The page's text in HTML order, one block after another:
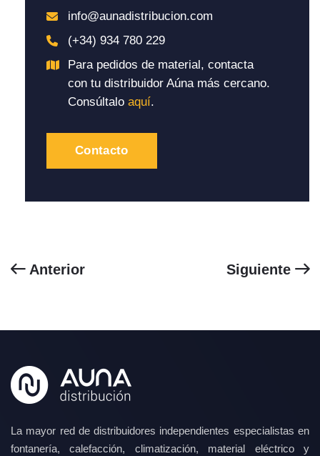
info@aunadistribucion.com
(+34) 934 780 229
Para pedidos de material, contacta
con tu distribuidor Aúna más cercano.
Consúltalo aquí.
Contacto
Anterior Siguiente
La mayor red de distribuidores independientes especialistas en
fontanería, calefacción, climatización, material eléctrico y